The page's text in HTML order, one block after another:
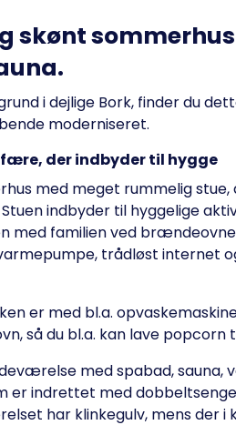
skønt
i dejlige Bork, finder du
moderniseret.
der indbyder til hygge
med meget rummelig
indbyder til hyggelige
med familien ved
trådløst internet
er med bl.a.
så du bl.a. kan lave popcorn
med spabad, sauna,
er indrettet med
har klinkegulv, mens der i